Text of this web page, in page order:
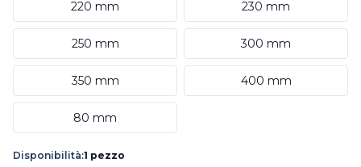
220 mm 230 mm
250 mm 300 mm
350 mm 400 mm
80 mm
Disponibilità:1 pezzo